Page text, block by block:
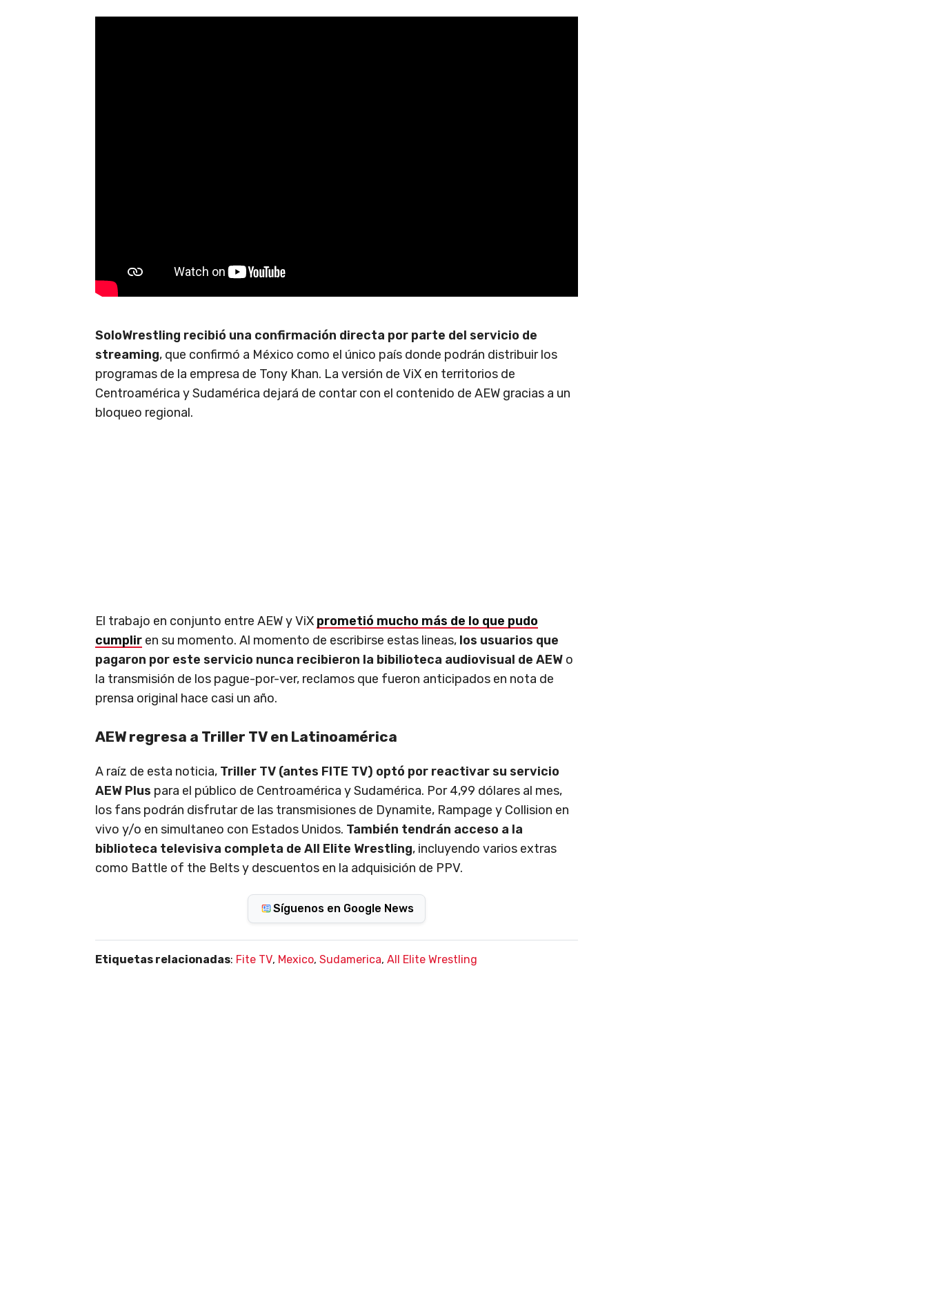
SoloWrestling recibió una confirmación directa por parte del servicio de
streaming, que confirmó a México como el único país donde podrán distribuir los
programas de la empresa de Tony Khan. La versión de ViX en territorios de
Centroamérica y Sudamérica dejará de contar con el contenido de AEW gracias a un
bloqueo regional.
El trabajo en conjunto entre AEW y ViX prometió mucho más de lo que pudo
cumplir en su momento. Al momento de escribirse estas lineas, los usuarios que
pagaron por este servicio nunca recibieron la bibilioteca audiovisual de AEW o
la transmisión de los pague-por-ver, reclamos que fueron anticipados en nota de
prensa original hace casi un año.
AEW regresa a Triller TV en Latinoamérica
A raíz de esta noticia, Triller TV (antes FITE TV) optó por reactivar su servicio
AEW Plus para el público de Centroamérica y Sudamérica. Por 4,99 dólares al mes,
los fans podrán disfrutar de las transmisiones de Dynamite, Rampage y Collision en
vivo y/o en simultaneo con Estados Unidos. También tendrán acceso a la
biblioteca televisiva completa de All Elite Wrestling, incluyendo varios extras
como Battle of the Belts y descuentos en la adquisición de PPV.
Síguenos en Google News
Etiquetas relacionadas: Fite TV, Mexico, Sudamerica, All Elite Wrestling